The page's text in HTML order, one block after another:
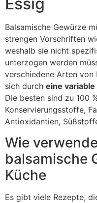
Balsamische Gewürze
strengen Vorschriften
weshalb sie nicht
unterzogen werden
verschiedene Arten von
sich durch eine
Die besten sind zu 100
Konservierungsstoffe,
Antioxidantien,
Wie
balsamische
Küche
Es gibt viele Rezepte,